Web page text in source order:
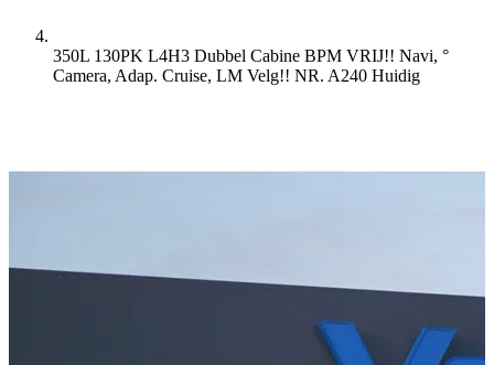
350L 130PK L4H3 Dubbel Cabine BPM VRIJ!! Navi, °
Camera, Adap. Cruise, LM Velg!! NR. A240 Huidig